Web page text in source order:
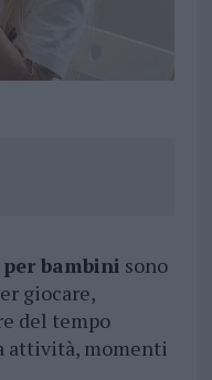
bambini sono
giocare,
del tempo
attività, momenti